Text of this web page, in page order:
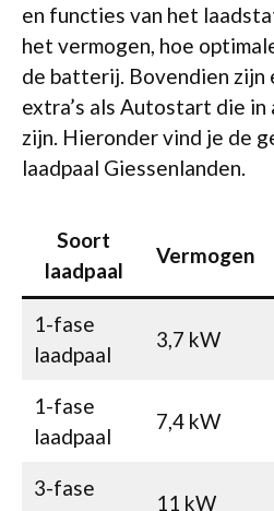
en functies van het
het vermogen, hoe
de batterij. Bovendien zijn
extra’s als Autostart die in
zijn. Hieronder vind je de
laadpaal Giessenlanden.
Soort
laadpaal
Vermogen
1-fase
laadpaal
3,7 kW
1-fase
laadpaal
7,4 kW
3-fase
11 kW